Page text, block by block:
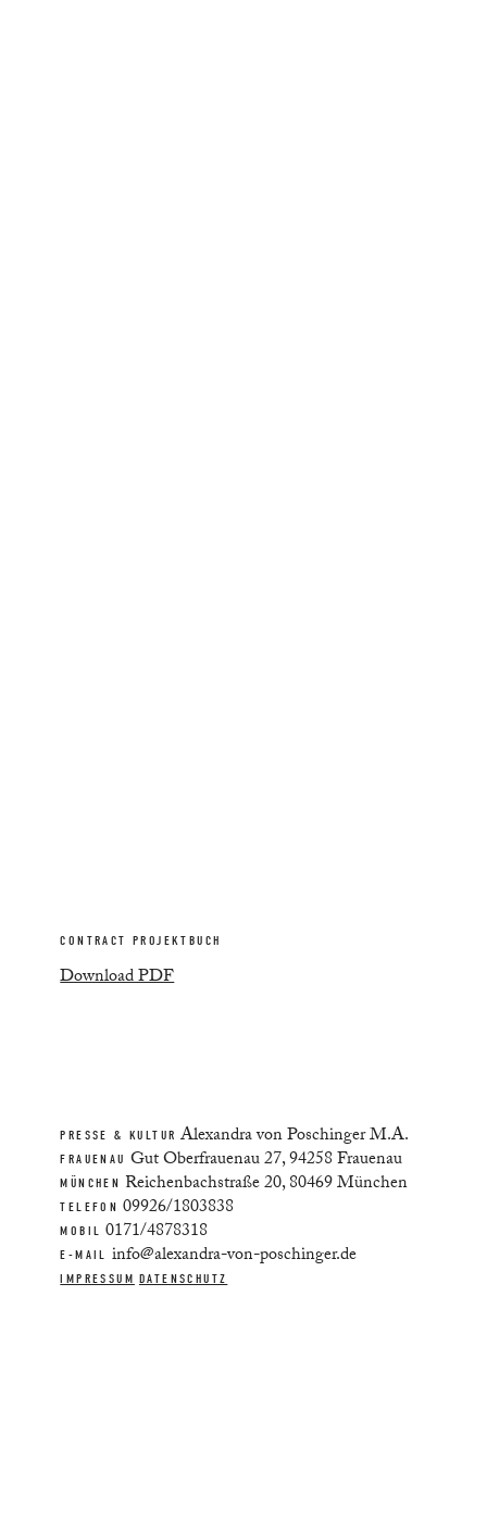
CONTRACT PROJEKTBUCH
Download PDF
PRESSE & KULTUR Alexandra von Poschinger M.A.
FRAUENAU Gut Oberfrauenau 27, 94258 Frauenau
MÜNCHEN Reichenbachstraße 20, 80469 München
TELEFON 09926/1803838
MOBIL 0171/4878318
E-MAIL info@alexandra-von-poschinger.de
IMPRESSUM DATENSCHUTZ